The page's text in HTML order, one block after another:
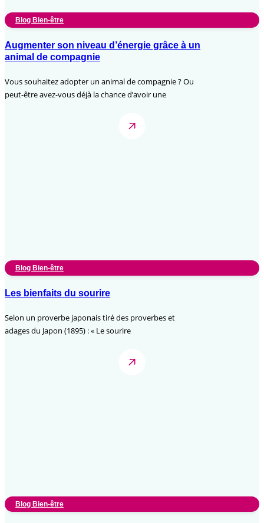
Blog Bien-être
Augmenter son niveau d’énergie grâce à un
animal de compagnie
Vous souhaitez adopter un animal de compagnie ? Ou
peut-être avez-vous déjà la chance d’avoir une
Blog Bien-être
Les bienfaits du sourire
Selon un proverbe japonais tiré des proverbes et
adages du Japon (1895) : « Le sourire
Blog Bien-être